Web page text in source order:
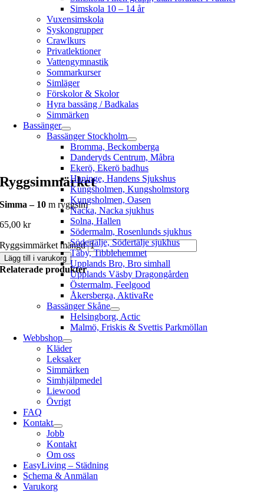
Simskola 10 – 14 år
Vuxensimskola
Syskongrupper
Crawlkurs
Privatlektioner
Vattengymnastik
Sommarkurser
Simläger
Förskolor & Skolor
Hyra bassäng / Badkalas
Simmärken
Bassänger
Bassänger Stockholm
Bromma, Beckomberga
Danderyds Centrum, Måbra
Ekerö, Ekerö badhus
Haninge, Handens Sjukshus
Kungsholmen, Kungsholmstorg
Kungsholmen, Oasen
Nacka, Nacka sjukhus
Solna, Hallen
Södermalm, Rosenlunds sjukhus
Södertälje, Södertälje sjukhus
Täby, Tibblehemmet
Upplands Bro, Bro simhall
Upplands Väsby Dragongården
Östermalm, Feelgood
Åkersberga, AktivaRe
Bassänger Skåne
Helsingborg, Actic
Malmö, Friskis & Svettis Parkmöllan
Webbshop
Kläder
Leksaker
Simmärken
Simhjälpmedel
Liewood
Övrigt
FAQ
Kontakt
Jobb
Kontakt
Om oss
EasyLiving – Städning
Schema & Anmälan
Varukorg
Ryggsimmärket
Simma – 10 m ryggsim
65,00kr
Ryggsimmärket mängd
Lägg till i varukorg
Relaterade produkter